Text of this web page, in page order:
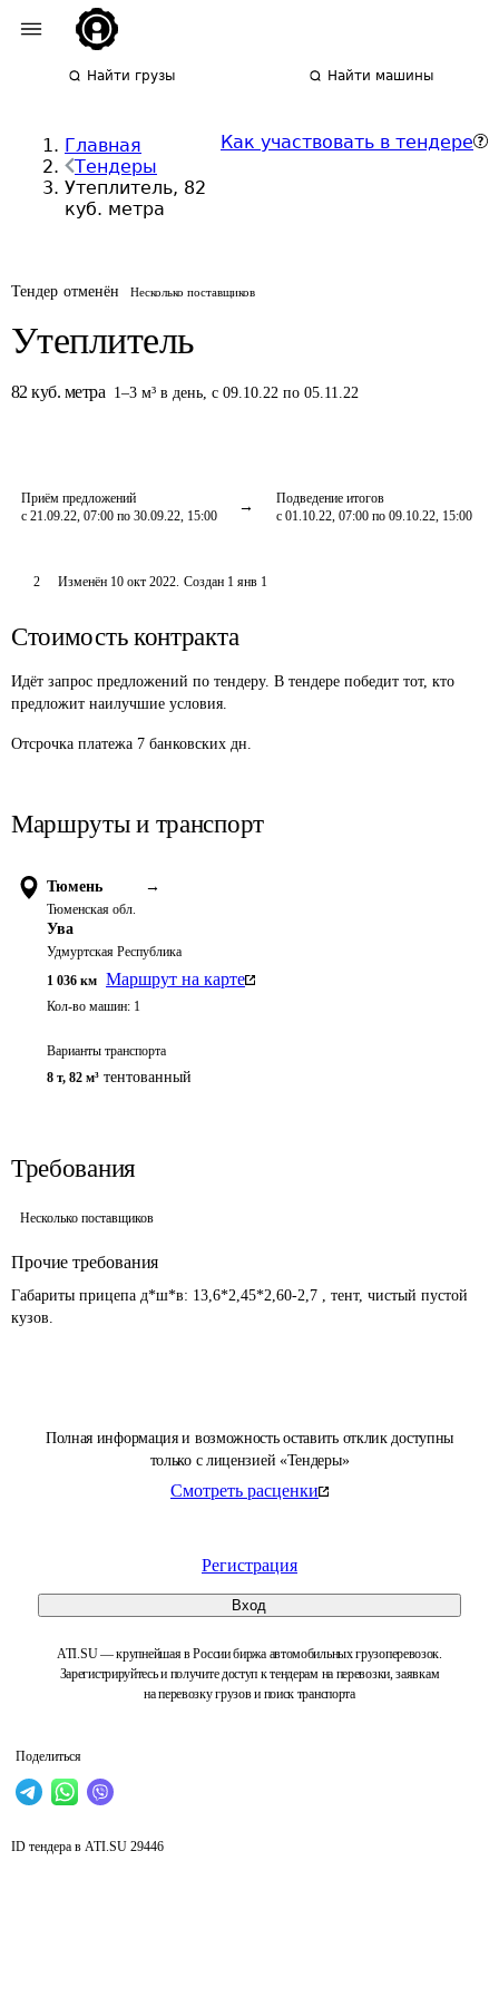
Найти грузы Найти машины
Главная
Тендеры
Утеплитель, 82
куб. метра
Как участвовать в тендере
Тендер отменён Несколько поставщиков
Утеплитель
82 куб. метра 1–3 м³ в день,с 09.10.22 по 05.11.22
Приём предложений
с 21.09.22, 07:00 по 30.09.22, 15:00
Подведение итогов
с 01.10.22, 07:00 по 09.10.22, 15:00
Полная информация и возможность оставить отклик доступны
только с лицензией «Тендеры»
Смотреть расценки
Регистрация
Вход
ATI.SU — крупнейшая в России биржа автомобильных грузоперевозок.
Зарегистрируйтесь и получите доступ к тендерам на перевозки, заявкам
на перевозку грузов и поиск транспорта
Поделиться
2 Изменён 10 окт 2022. Создан 1 янв 1
Стоимость контракта
Идёт запрос предложений по тендеру. В тендере победит тот, кто
предложит наилучшие условия.
Отсрочка платежа 7 банковских дн.
Маршруты и транспорт
Тюмень →
Тюменская обл.
Ува
Удмуртская Республика
1 036 км Маршрут на карте
Кол-во машин: 1
Варианты транспорта
8 т, 82 м³ тентованный
Требования
Несколько поставщиков
Прочие требования
Габариты прицепа д*ш*в: 13,6*2,45*2,60-2,7 , тент, чистый пустой
кузов.
ID тендера в ATI.SU 29446